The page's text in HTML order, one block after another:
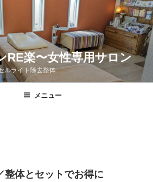
RE楽〜女性専用サロン
ルライト除去整体
メニュー
整体とセットでお得に